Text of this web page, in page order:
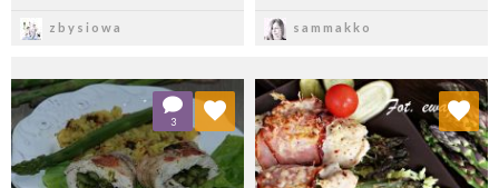
zbysiowa sammakko
3
Dodaj do ulubionych
Wybierz listę:
Dodaj do ulubionych
Wybierz listę: